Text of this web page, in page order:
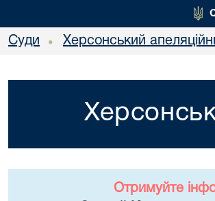
Суди • Херсонський
Отримуйте